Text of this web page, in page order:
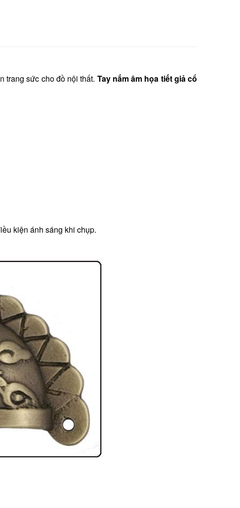
trang sức cho đồ nội thất. Tay nắm âm họa tiết giả cổ
kiện ánh sáng khi chụp.